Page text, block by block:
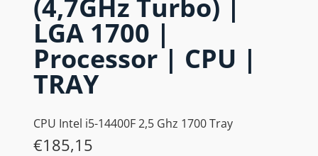
(4,7GHz Turbo) |
LGA 1700 |
Processor | CPU |
TRAY
CPU Intel i5-14400F 2,5 Ghz 1700 Tray
€185,15